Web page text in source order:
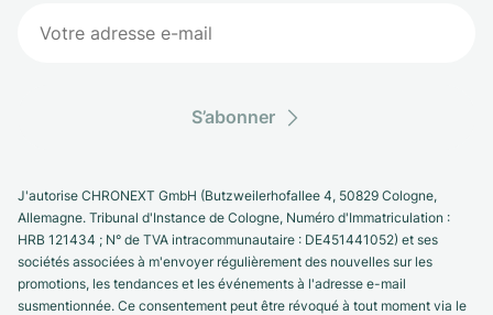
S’abonner
J'autorise CHRONEXT GmbH (Butzweilerhofallee 4, 50829 Cologne,
Allemagne. Tribunal d'Instance de Cologne, Numéro d'Immatriculation :
HRB 121434 ; N° de TVA intracommunautaire : DE451441052) et ses
sociétés associées à m'envoyer régulièrement des nouvelles sur les
promotions, les tendances et les événements à l'adresse e-mail
susmentionnée. Ce consentement peut être révoqué à tout moment via le